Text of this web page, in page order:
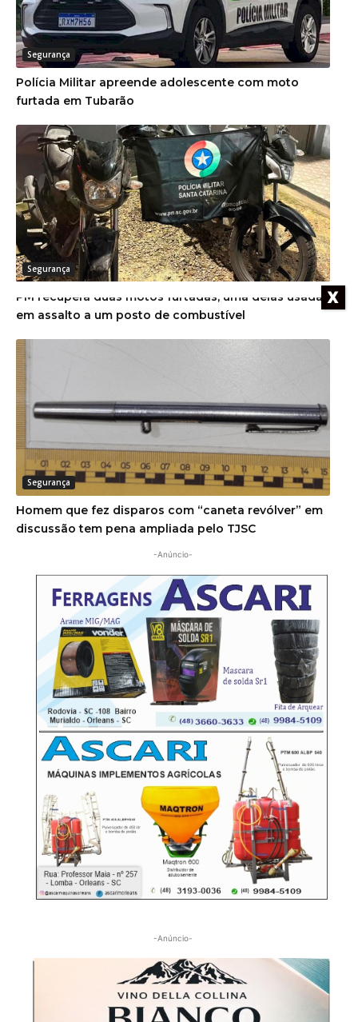
Segurança
Polícia Militar apreende adolescente com moto
furtada em Tubarão
Segurança
PM recupera duas motos furtadas, uma delas usada
em assalto a um posto de combustível
Segurança
Homem que fez disparos com “caneta revólver” em
discussão tem pena ampliada pelo TJSC
-Anúncio-
-Anúncio-
X